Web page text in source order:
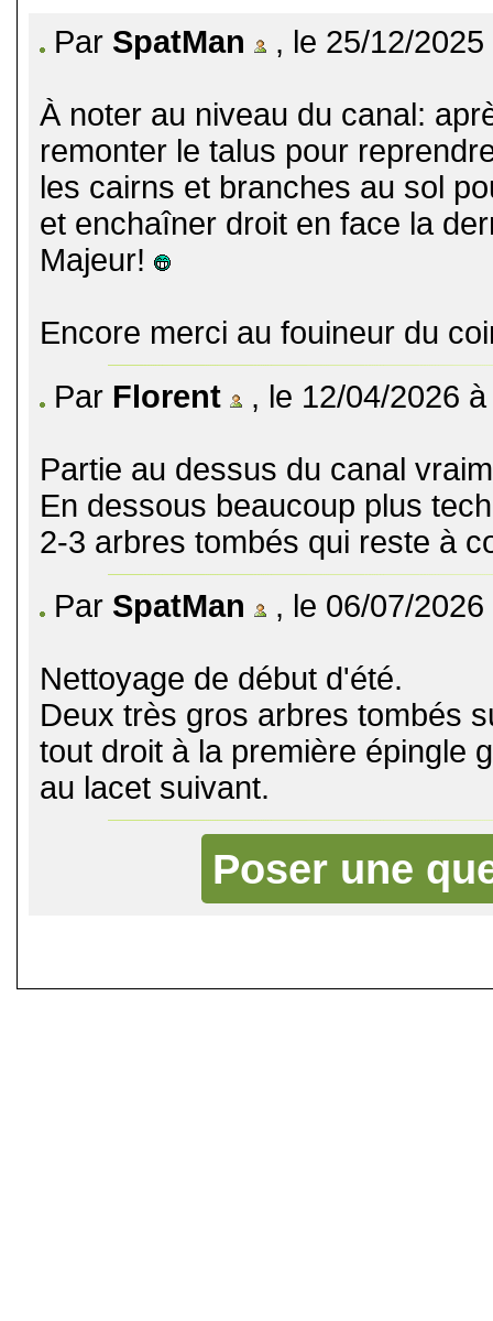
Par SpatMan , le 25/12/
À noter au niveau du canal:
remonter le talus pour
les cairns et branches au sol
et enchaîner droit en face la
Majeur!
Encore merci au fouineur du
Par Florent , le 12/04/2026
Partie au dessus du canal
En dessous beaucoup plus
2-3 arbres tombés qui reste à
Par SpatMan , le 06/07/2026
Nettoyage de début d'été.
Deux très gros arbres tombés
tout droit à la première épingle
au lacet suivant.
Poser une